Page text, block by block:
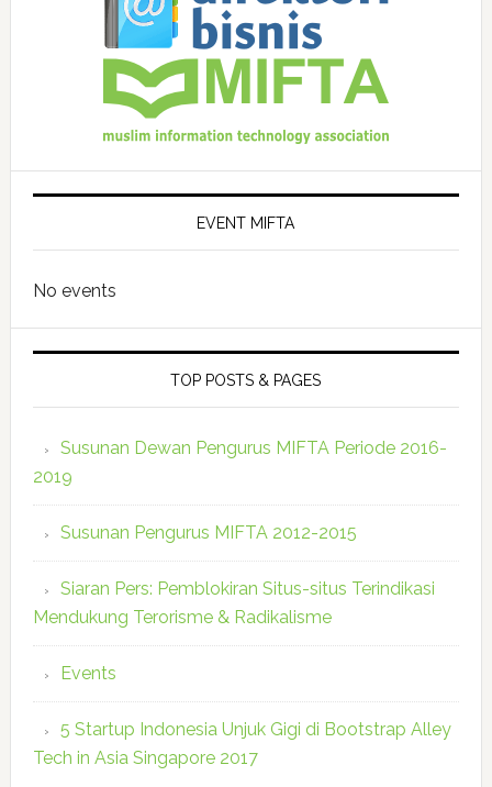
EVENT MIFTA
No events
TOP POSTS & PAGES
Susunan Dewan Pengurus MIFTA Periode 2016-
2019
Susunan Pengurus MIFTA 2012-2015
Siaran Pers: Pemblokiran Situs-situs Terindikasi
Mendukung Terorisme & Radikalisme
Events
5 Startup Indonesia Unjuk Gigi di Bootstrap Alley
Tech in Asia Singapore 2017